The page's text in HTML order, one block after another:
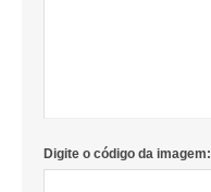
Digite o código da imagem: